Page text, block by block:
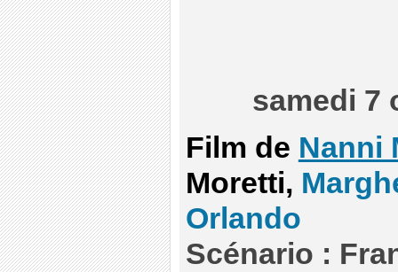
samedi 7
Film de Nanni
Moretti,
Orlando
Scénario :